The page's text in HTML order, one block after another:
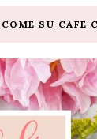
SU CAFE